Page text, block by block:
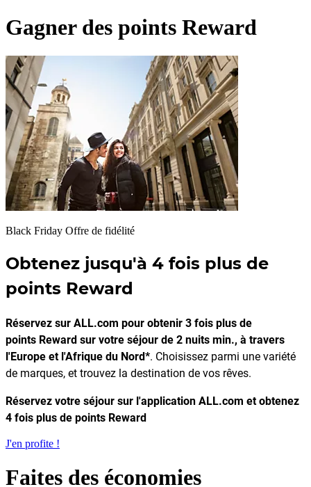
Gagner des points Reward
Black Friday Offre de fidélité
Obtenez jusqu'à 4 fois plus de
points Reward
Réservez sur ALL.com pour obtenir 3 fois plus de
points Reward sur votre séjour de 2 nuits min., à travers
l'Europe et l'Afrique du Nord*. Choisissez parmi une variété
de marques, et trouvez la destination de vos rêves.
Réservez votre séjour sur l'application ALL.com et obtenez
4 fois plus de points Reward
J'en profite !
Faites des économies